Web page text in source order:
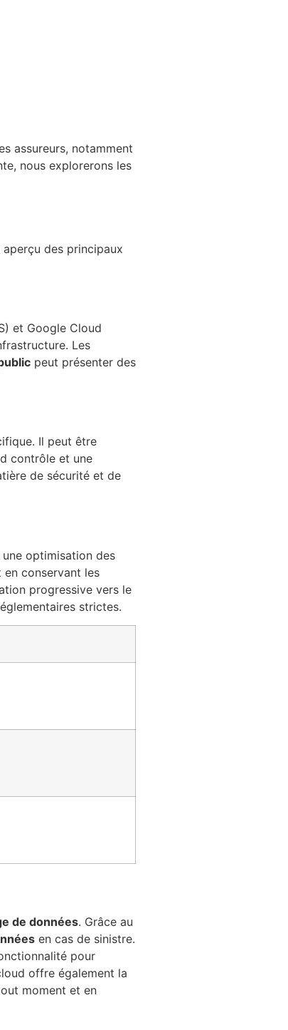
assureurs, notamment
nous explorerons les
des principaux
et Google Cloud
Les
peut présenter des
Il peut être
contrôle et une
de sécurité et de
optimisation des
conservant les
progressive vers le
strictes.
de données. Grâce au
en cas de sinistre.
pour
offre également la
moment et en